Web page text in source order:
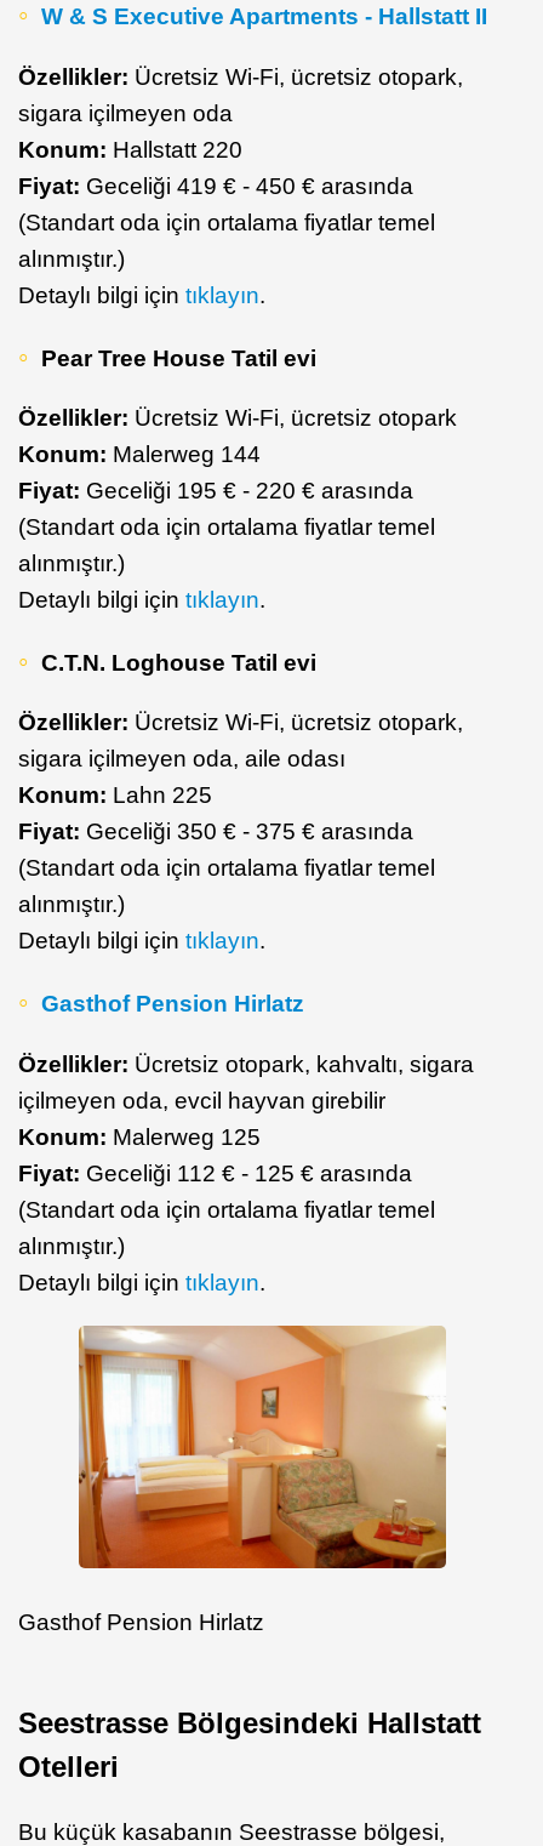
W & S Executive Apartments - Hallstatt II
Özellikler: Ücretsiz Wi-Fi, ücretsiz otopark,
sigara içilmeyen oda
Konum: Hallstatt 220
Fiyat: Geceliği 419 € - 450 € arasında
(Standart oda için ortalama fiyatlar temel
alınmıştır.)
Detaylı bilgi için tıklayın.
Pear Tree House Tatil evi
Özellikler: Ücretsiz Wi-Fi, ücretsiz otopark
Konum: Malerweg 144
Fiyat: Geceliği 195 € - 220 € arasında
(Standart oda için ortalama fiyatlar temel
alınmıştır.)
Detaylı bilgi için tıklayın.
C.T.N. Loghouse Tatil evi
Özellikler: Ücretsiz Wi-Fi, ücretsiz otopark,
sigara içilmeyen oda, aile odası
Konum: Lahn 225
Fiyat: Geceliği 350 € - 375 € arasında
(Standart oda için ortalama fiyatlar temel
alınmıştır.)
Detaylı bilgi için tıklayın.
Gasthof Pension Hirlatz
Özellikler: Ücretsiz otopark, kahvaltı, sigara
içilmeyen oda, evcil hayvan girebilir
Konum: Malerweg 125
Fiyat: Geceliği 112 € - 125 € arasında
(Standart oda için ortalama fiyatlar temel
alınmıştır.)
Detaylı bilgi için tıklayın.
Gasthof Pension Hirlatz
Seestrasse Bölgesindeki Hallstatt
Otelleri
Bu küçük kasabanın Seestrasse bölgesi,